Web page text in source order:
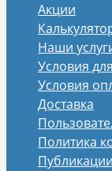
Акции
Наши
Условия
Условия
Доставка
Политика